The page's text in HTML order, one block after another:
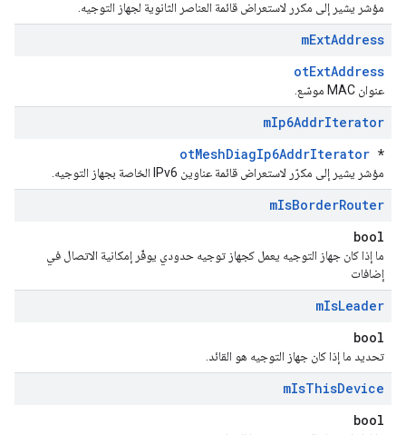
مؤشر يشير إلى مكرر لاستعراض قائمة العناصر الثانوية لجهاز التوجيه.
mExtAddress
otExtAddress
عنوان MAC موسّع.
mIp6AddrIterator
otMeshDiagIp6AddrIterator *
مؤشر يشير إلى مكرّر لاستعراض قائمة عناوين IPv6 الخاصة بجهاز التوجيه.
mIsBorderRouter
bool
ما إذا كان جهاز التوجيه يعمل كجهاز توجيه حدودي يوفّر إمكانية الاتصال في
إضافات
mIsLeader
bool
تحديد ما إذا كان جهاز التوجيه هو القائد.
mIsThisDevice
bool